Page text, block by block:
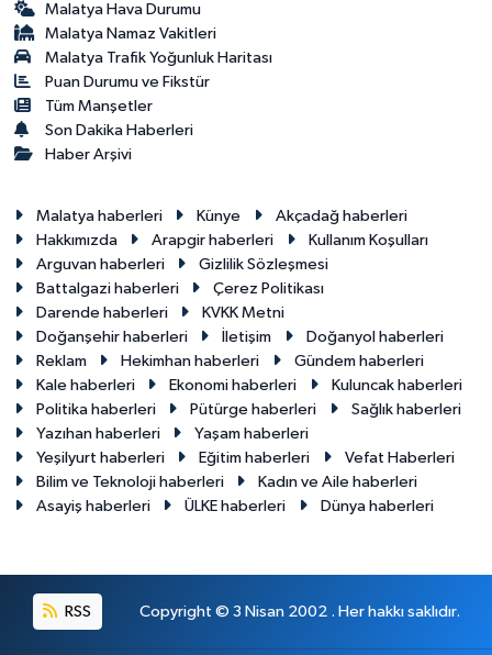
Malatya Hava Durumu
Malatya Namaz Vakitleri
Malatya Trafik Yoğunluk Haritası
Puan Durumu ve Fikstür
Tüm Manşetler
Son Dakika Haberleri
Haber Arşivi
Malatya haberleri Künye
Akçadağ haberleri
Hakkımızda
Arapgir haberleri
Kullanım Koşulları
Arguvan haberleri
Gizlilik Sözleşmesi
Battalgazi haberleri
Çerez Politikası
Darende haberleri
KVKK Metni
Doğanşehir haberleri
İletişim
Doğanyol haberleri
Reklam
Hekimhan haberleri
Gündem haberleri
Kale haberleri
Ekonomi haberleri
Kuluncak haberleri
Politika haberleri
Pütürge haberleri
Sağlık haberleri
Yazıhan haberleri
Yaşam haberleri
Yeşilyurt haberleri
Eğitim haberleri
Vefat Haberleri
Bilim ve Teknoloji haberleri
Kadın ve Aile haberleri
Asayiş haberleri
ÜLKE haberleri Dünya haberleri
RSS Copyright © 3 Nisan 2002 . Her hakkı saklıdır.